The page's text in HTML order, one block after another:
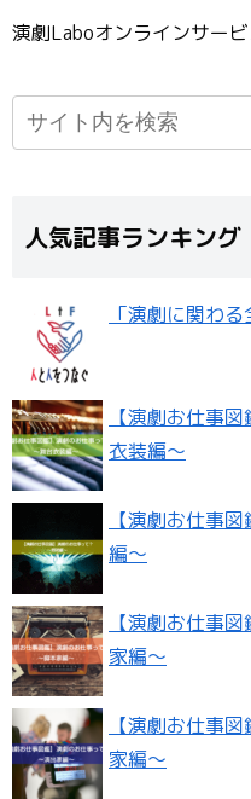
演劇Laboオンラインサー
人気記事ランキング
「演劇に関わる
【演劇お仕事
衣装編〜
【演劇お仕事
編〜
【演劇お仕事
家編〜
【演劇お仕事
家編〜